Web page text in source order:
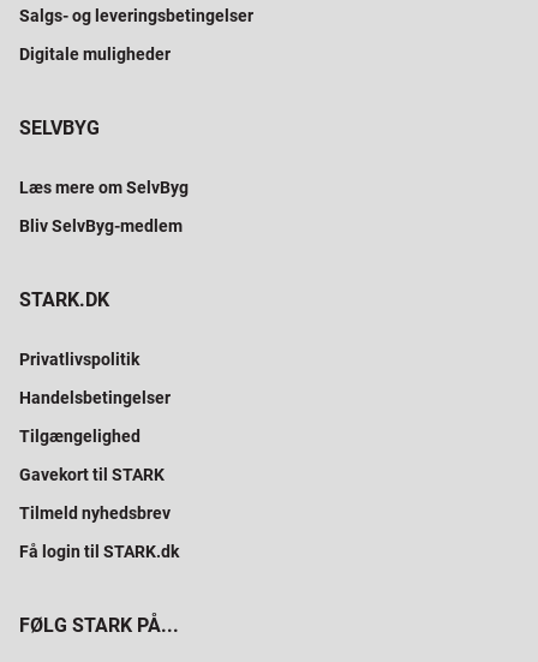
Salgs- og leveringsbetingelser
Digitale muligheder
SELVBYG
Læs mere om SelvByg
Bliv SelvByg-medlem
STARK.DK
Privatlivspolitik
Handelsbetingelser
Tilgængelighed
Gavekort til STARK
Tilmeld nyhedsbrev
Få login til STARK.dk
FØLG STARK PÅ...